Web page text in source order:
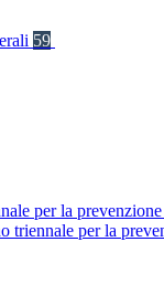
59
per la
triennale per la